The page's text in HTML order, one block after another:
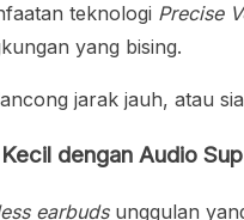
teknologi Precise
yang bising.
jarak jauh, atau
dengan Audio
earbudsunggulan